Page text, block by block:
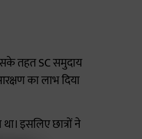
तहत SC समुदाय
का लाभ दिया
इसलिए छात्रों ने